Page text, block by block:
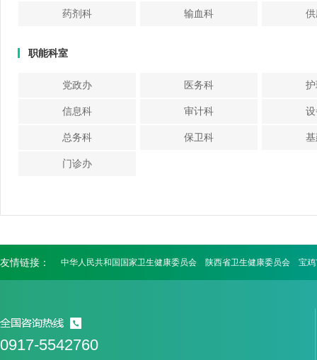
药剂科 输血科
职能科室
党政办 医务科
信息科 审计科
总务科 保卫科
门诊办
友情链接： 中华人民共和国国家卫生健康委员会 陕西省卫生健康委员会 宝
0917-5542760